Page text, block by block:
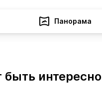
Панорама
интересно